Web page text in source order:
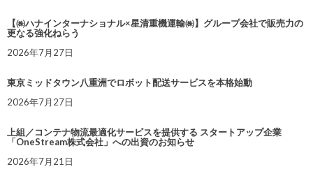
【㈱ハナインターナショナル×星清重機運輸㈱】グループ会社で販売力の
更なる強化ねらう
2026年7月27日
東京ミッドタウン八重洲でロボット配送サービスを本格始動
2026年7月27日
上組／コンテナ物流最適化サービスを提供する スタートアップ企業
「OneStream株式会社」への出資のお知らせ
2026年7月21日